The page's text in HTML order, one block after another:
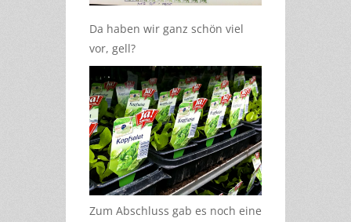
Da haben wir ganz schön viel
vor, gell?
Zum Abschluss gab es noch eine